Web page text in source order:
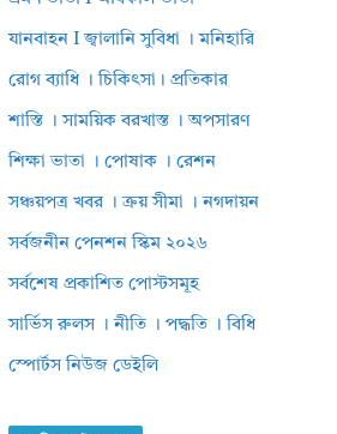
যানবাহন I জ্বালানি সুবিধা । মনিহারি
রোগ ব্যাধি । চিকিৎসা। প্রতিকার
শাস্তি । সাময়িক বরখাস্ত । অপসারণ
শিক্ষা ভাতা । পোষাক । রেশন
সঞ্চয়পত্র খবর । ক্রয় সীমা । নগদায়ন
সর্বজনীন পেনশন স্কিম ২০২৬
সর্বশেষ প্রকাশিত পোস্টসমূহ
সার্ভিস রুলস । নীতি । পদ্ধতি । বিধি
স্পোর্টস নিউজ ডেইলি